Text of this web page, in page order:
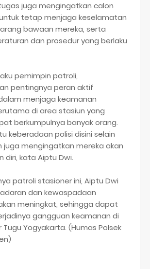
juga mengingatkan calon
tetap menjaga keselamatan
bawaan mereka, serta
dan prosedur yang berlaku
pemimpin patroli,
pentingnya peran aktif
menjaga keamanan
di area stasiun yang
berkumpulnya banyak orang.
keberadaan polisi disini selain
juga mengingatkan mereka akan
diri, kata Aiptu Dwi.
patroli stasioner ini, Aiptu Dwi
dan kewaspadaan
meningkat, sehingga dapat
gangguan keamanan di
Tugu Yogyakarta. (Humas Polsek